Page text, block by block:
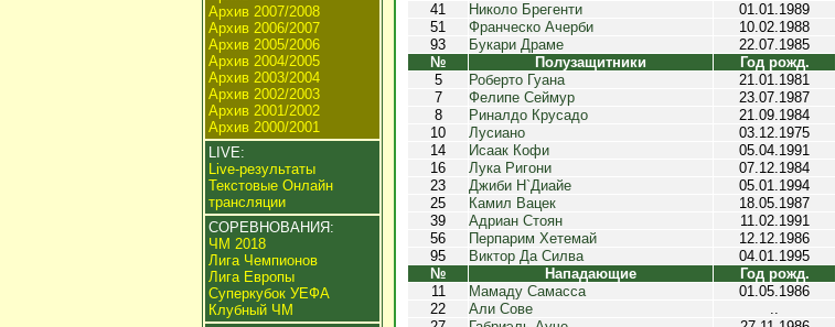
Архив 2007/2008
Архив 2006/2007
Архив 2005/2006
Архив 2004/2005
Архив 2003/2004
Архив 2002/2003
Архив 2001/2002
Архив 2000/2001
LIVE:
Live-результаты
Текстовые Онлайн
трансляции
СОРЕВНОВАНИЯ:
ЧМ 2018
Лига Чемпионов
Лига Европы
Суперкубок УЕФА
Клубный ЧМ
41
Николо Брегенти 01.01.1989
51
Франческо Ачерби 10.02.1988
93
Букари Драме 22.07.1985
№
Полузащитники Год рожд.
5
Роберто Гуана 21.01.1981
7
Фелипе Сеймур 23.07.1987
8
Риналдо Крусадо 21.09.1984
10
Лусиано 03.12.1975
14
Исаак Кофи 05.04.1991
16
Лука Ригони 07.12.1984
23
Джиби Н`Диайе 05.01.1994
25
Камил Вацек 18.05.1987
39
Адриан Стоян 11.02.1991
56
Перпарим Хетемай 12.12.1986
95
Виктор Да Силва 04.01.1995
№
Нападающие Год рожд.
11
Мамаду Самасса 01.05.1986
22
Али Сове ..